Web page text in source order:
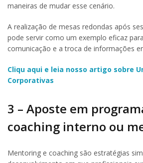
maneiras de mudar esse cenário.
A realização de mesas redondas após
pode servir como um exemplo eficaz
comunicação e a troca de informações
Cliqu aqui e leia nosso artigo sobre
Corporativas
3 – Aposte em
coaching interno ou
Mentoring e coaching são estratégias